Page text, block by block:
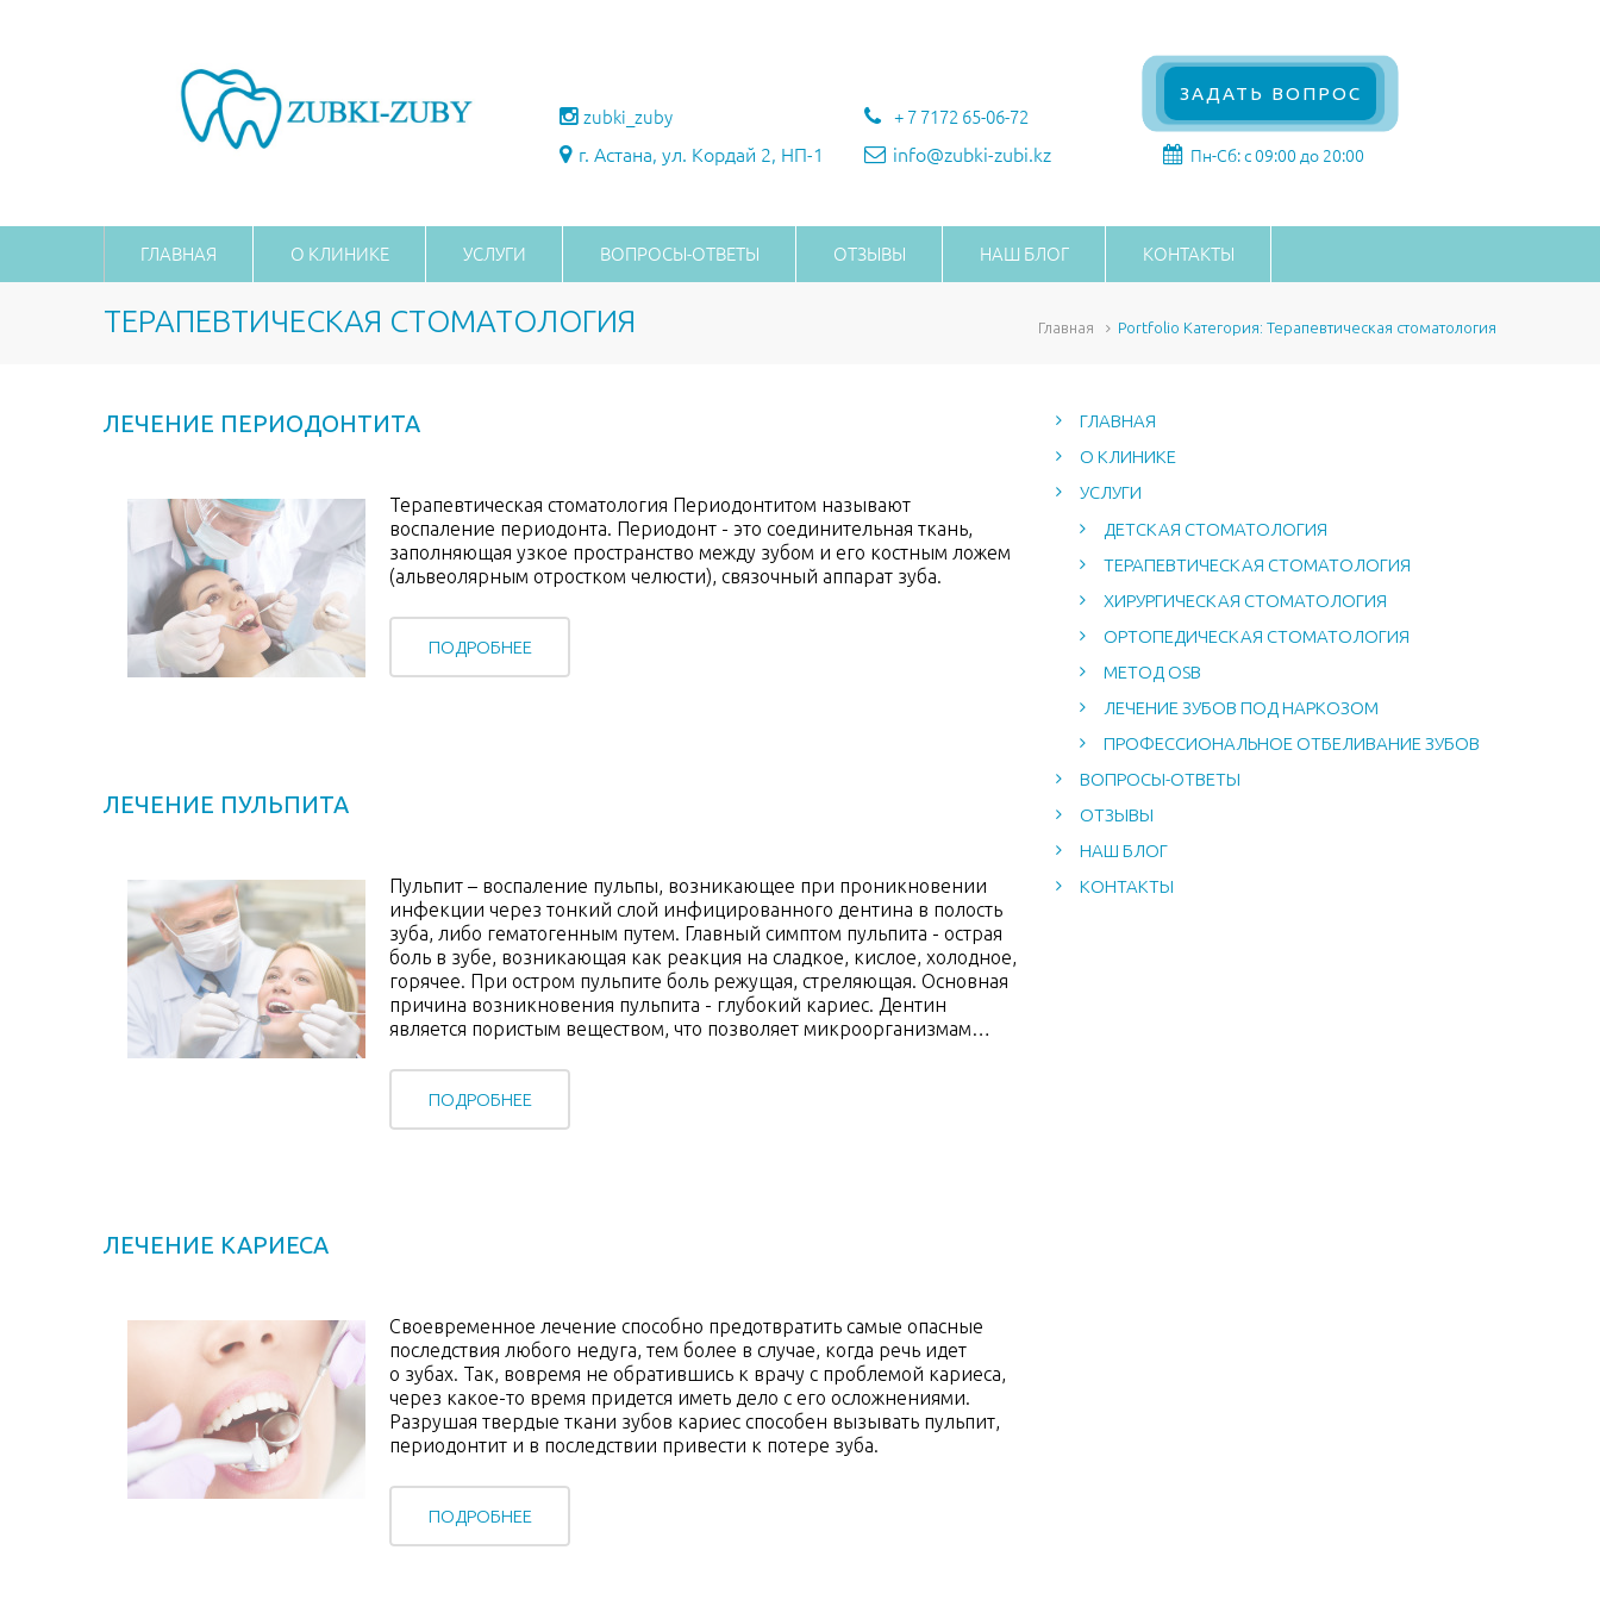
zubki_zuby
г. Астана, ул. Кордай 2, НП-1
+ 7 7172 65-06-72
info@zubki-zubi.kz
ЗАДАТЬ ВОПРОС
Пн-Сб: с 09:00 до 20:00
ГЛАВНАЯ О КЛИНИКЕ УСЛУГИ ВОПРОСЫ-ОТВЕТЫ ОТЗЫВЫ НАШ БЛОГ КОНТАКТЫ
ТЕРАПЕВТИЧЕСКАЯ СТОМАТОЛОГИЯ Главная Portfolio Категория: Терапевтическая стоматология
ЛЕЧЕНИЕ ПЕРИОДОНТИТА
Терапевтическая стоматология Периодонтитом называют
воспаление периодонта. Периодонт - это соединительная ткань,
заполняющая узкое пространство между зубом и его костным ложем
(альвеолярным отростком челюсти), связочный аппарат зуба.
ПОДРОБНЕЕ
ЛЕЧЕНИЕ ПУЛЬПИТА
Пульпит – воспаление пульпы, возникающее при проникновении
инфекции через тонкий слой инфицированного дентина в полость
зуба, либо гематогенным путем. Главный симптом пульпита - острая
боль в зубе, возникающая как реакция на сладкое, кислое, холодное,
горячее. При остром пульпите боль режущая, стреляющая. Основная
причина возникновения пульпита - глубокий кариес. Дентин
является пористым веществом, что позволяет микроорганизмам…
ПОДРОБНЕЕ
ЛЕЧЕНИЕ КАРИЕСА
Своевременное лечение способно предотвратить самые опасные
последствия любого недуга, тем более в случае, когда речь идет
о зубах. Так, вовремя не обратившись к врачу с проблемой кариеса,
через какое-то время придется иметь дело с его осложнениями.
Разрушая твердые ткани зубов кариес способен вызывать пульпит,
периодонтит и в последствии привести к потере зуба.
ПОДРОБНЕЕ
ГЛАВНАЯ
О КЛИНИКЕ
УСЛУГИ
ДЕТСКАЯ СТОМАТОЛОГИЯ
ТЕРАПЕВТИЧЕСКАЯ СТОМАТОЛОГИЯ
ХИРУРГИЧЕСКАЯ СТОМАТОЛОГИЯ
ОРТОПЕДИЧЕСКАЯ СТОМАТОЛОГИЯ
МЕТОД OSB
ЛЕЧЕНИЕ ЗУБОВ ПОД НАРКОЗОМ
ПРОФЕССИОНАЛЬНОЕ ОТБЕЛИВАНИЕ ЗУБОВ
ВОПРОСЫ-ОТВЕТЫ
ОТЗЫВЫ
НАШ БЛОГ
КОНТАКТЫ